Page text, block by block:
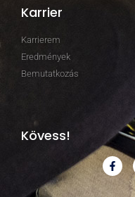
Karrier
Karrierem
Eredmények
Bemutatkozás
Kövess!